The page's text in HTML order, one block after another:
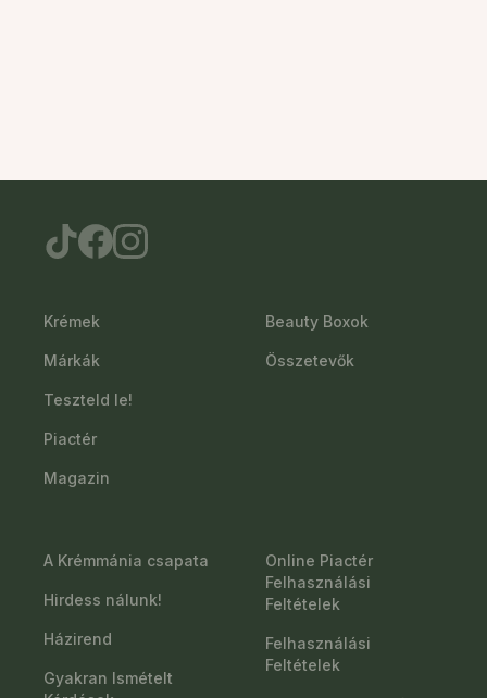
Krémek
Márkák
Teszteld le!
Piactér
Magazin
Beauty Boxok
Összetevők
A Krémmánia csapata
Hirdess nálunk!
Házirend
Gyakran Ismételt
Online Piactér
Felhasználási
Feltételek
Felhasználási
Feltételek